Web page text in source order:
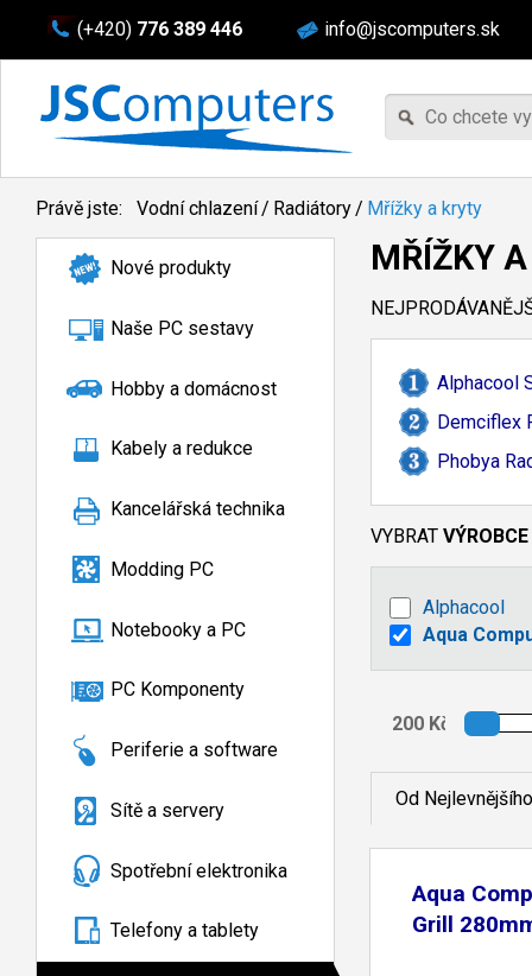
(+420) 776 389 446 info@jscomputers.sk
Právě jste: Vodní chlazení/ Radiátory/ Mřížky a kryty
Nové produkty
Naše PC sestavy
Hobby a domácnost
Kabely a redukce
Kancelářská technika
Modding PC
Notebooky a PC
PC Komponenty
Periferie a software
Sítě a servery
Spotřební elektronika
Telefony a tablety
MŘÍŽKY
Alphacool
Demciflex
Phobya
VYBRAT VÝROBCE
Alphacool
Aqua
Od Nejlevnějšího
Aqua
Grill